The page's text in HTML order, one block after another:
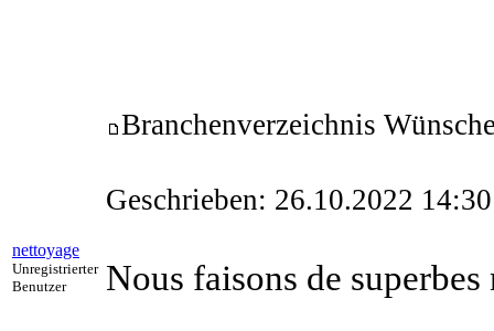
nettoyage
Unregistrierter
Benutzer
Branchenverzeichnis
Geschrieben: 26.10.2022 14:30
Nous faisons de